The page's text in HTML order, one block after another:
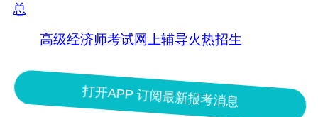
总
高级经济师考试网上辅导火热招生
打开APP 订阅最新报考消息